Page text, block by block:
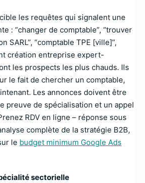
les requêtes qui signalent une
: “changer de comptable”, “trouver
SARL”, “comptable TPE [ville]”,
création entreprise expert-
les prospects les plus chauds. Ils
le fait de chercher un comptable,
Les annonces doivent être
preuve de spécialisation et un appel
RDV en ligne – réponse sous
complète de la stratégie B2B,
le budget minimum Google Ads
sectorielle